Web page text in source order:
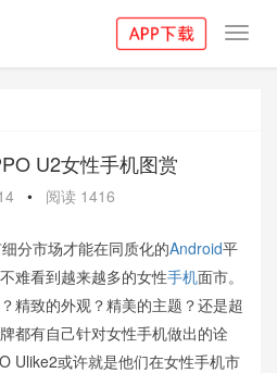
U2女性手机图赏
• 阅读 1416
分市场才能在同质化的Android平
难看到越来越多的女性手机面市。
精致的外观？精美的主题？还是超
都有自己针对女性手机做出的诠
Ulike2或许就是他们在女性手机市